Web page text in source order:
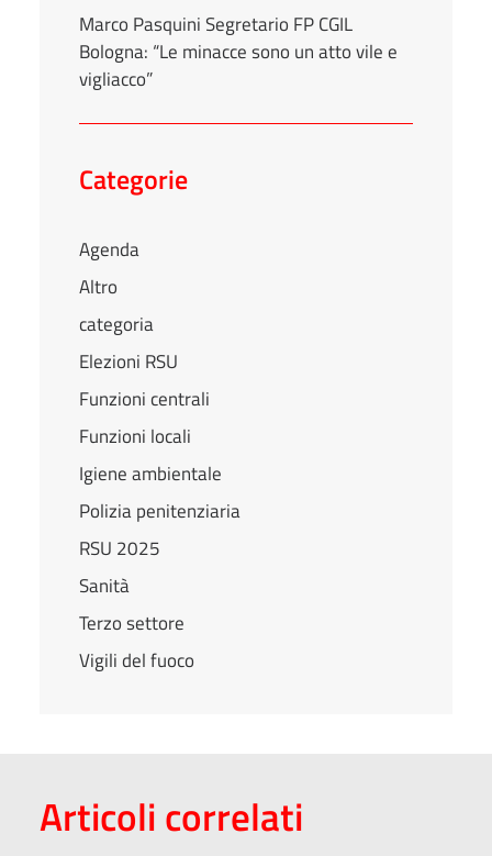
Marco Pasquini Segretario FP CGIL
Bologna: “Le minacce sono un atto vile e
vigliacco”
Categorie
Agenda
Altro
categoria
Elezioni RSU
Funzioni centrali
Funzioni locali
Igiene ambientale
Polizia penitenziaria
RSU 2025
Sanità
Terzo settore
Vigili del fuoco
Articoli correlati